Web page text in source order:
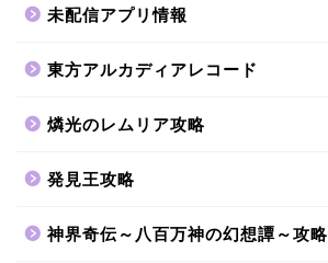
未配信アプリ情報
東方アルカディアレコード
燐光のレムリア攻略
発見王攻略
神界奇伝～八百万神の幻想譚～攻略